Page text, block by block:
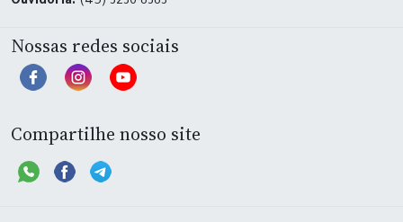
Nossas redes sociais
Compartilhe nosso site